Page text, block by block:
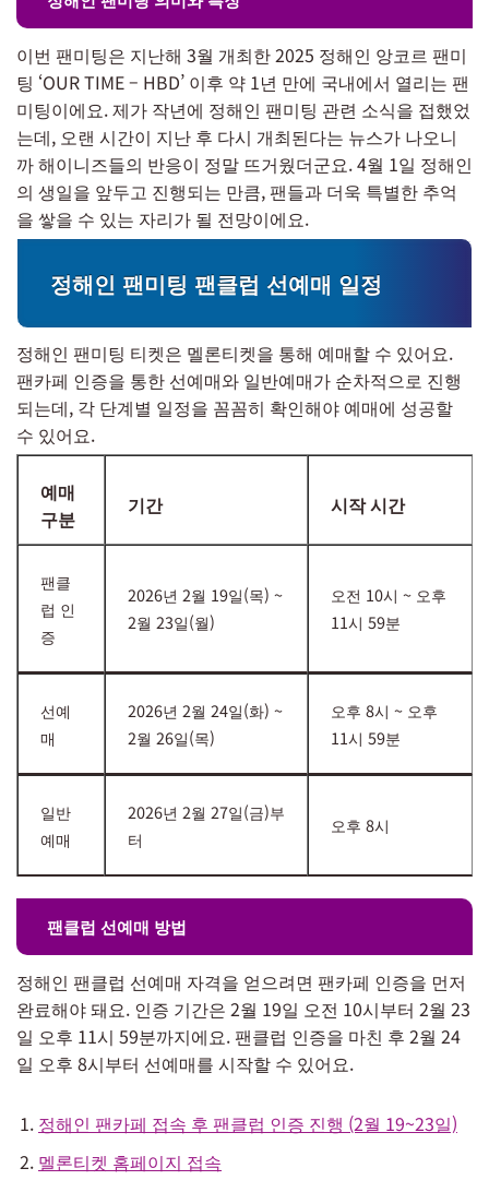
이번 팬미팅은 지난해 3월 개최한 2025 정해인 앙코르 팬미
팅 ‘OUR TIME – HBD’ 이후 약 1년 만에 국내에서 열리는 팬
미팅이에요. 제가 작년에 정해인 팬미팅 관련 소식을 접했었
는데, 오랜 시간이 지난 후 다시 개최된다는 뉴스가 나오니
까 해이니즈들의 반응이 정말 뜨거웠더군요. 4월 1일 정해인
의 생일을 앞두고 진행되는 만큼, 팬들과 더욱 특별한 추억
을 쌓을 수 있는 자리가 될 전망이에요.
정해인 팬미팅 팬클럽 선예매 일정
정해인 팬미팅 티켓은 멜론티켓을 통해 예매할 수 있어요.
팬카페 인증을 통한 선예매와 일반예매가 순차적으로 진행
되는데, 각 단계별 일정을 꼼꼼히 확인해야 예매에 성공할
수 있어요.
예매
구분
기간 시작 시간
팬클
럽 인
증
2026년 2월 19일(목) ~
2월 23일(월)
오전 10시 ~ 오후
11시 59분
선예
매
2026년 2월 24일(화) ~
2월 26일(목)
오후 8시 ~ 오후
11시 59분
일반
예매
2026년 2월 27일(금)부
터
오후 8시
팬클럽 선예매 방법
정해인 팬클럽 선예매 자격을 얻으려면 팬카페 인증을 먼저
완료해야 돼요. 인증 기간은 2월 19일 오전 10시부터 2월 23
일 오후 11시 59분까지에요. 팬클럽 인증을 마친 후 2월 24
일 오후 8시부터 선예매를 시작할 수 있어요.
정해인 팬카페 접속 후 팬클럽 인증 진행 (2월 19~23일)
멜론티켓 홈페이지 접속